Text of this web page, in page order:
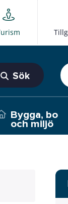
Sök
Bygga, bo
och miljö